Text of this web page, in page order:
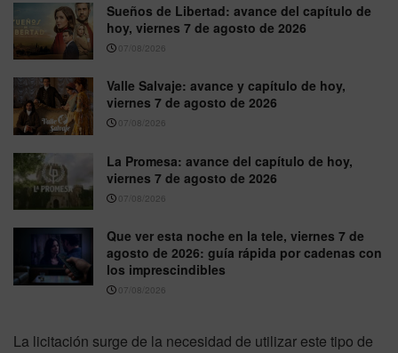
Sueños de Libertad: avance del capítulo de
hoy, viernes 7 de agosto de 2026
07/08/2026
Valle Salvaje: avance y capítulo de hoy,
viernes 7 de agosto de 2026
07/08/2026
La Promesa: avance del capítulo de hoy,
viernes 7 de agosto de 2026
07/08/2026
Que ver esta noche en la tele, viernes 7 de
agosto de 2026: guía rápida por cadenas con
los imprescindibles
07/08/2026
La licitación surge de la necesidad de utilizar este tipo de